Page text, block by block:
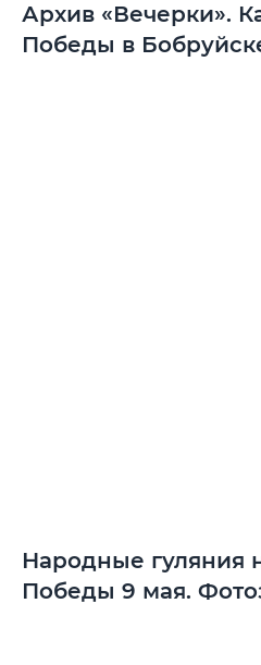
Архив «Вечерки».
Победы в
Народные гуляния
Победы 9 мая.